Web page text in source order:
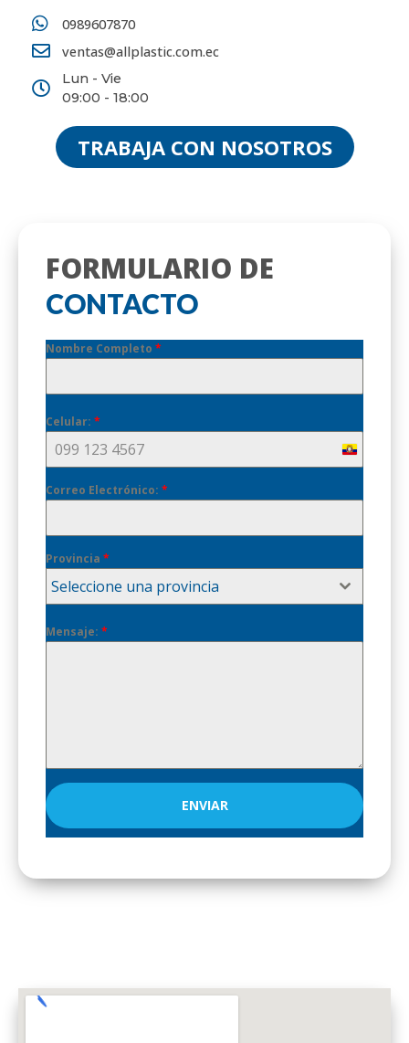
0989607870
ventas@allplastic.com.ec
Lun - Vie
09:00 - 18:00
TRABAJA CON NOSOTROS
FORMULARIO DE
CONTACTO
Nombre Completo *
Celular: *
Ecuador
+593
Correo Electrónico: *
Provincia *
Seleccione una provincia
Mensaje: *
ENVIAR